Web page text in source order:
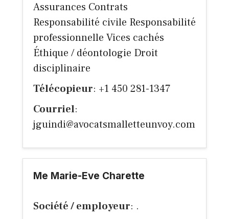
Assurances Contrats
Responsabilité civile Responsabilité
professionnelle Vices cachés
Éthique / déontologie Droit
disciplinaire
Télécopieur: +1 450 281-1347
Courriel:
jguindi@avocatsmalletteunvoy.com
Me Marie-Eve Charette
Société / employeur: .